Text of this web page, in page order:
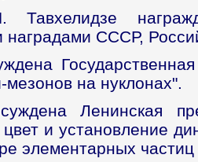
Тавхелидзе
наградами СССР,
на нуклонах".
Ленинская
и установление
элементарных